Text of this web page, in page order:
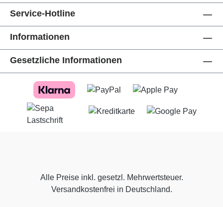
Service-Hotline
Informationen
Gesetzliche Informationen
Alle Preise inkl. gesetzl. Mehrwertsteuer.
Versandkostenfrei in Deutschland.